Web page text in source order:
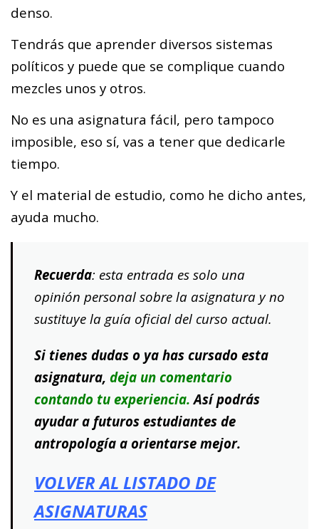
denso.
Tendrás que aprender diversos sistemas
políticos y puede que se complique cuando
mezcles unos y otros.
No es una asignatura fácil, pero tampoco
imposible, eso sí, vas a tener que dedicarle
tiempo.
Y el material de estudio, como he dicho antes,
ayuda mucho.
Recuerda: esta entrada es solo una
opinión personal sobre la asignatura y no
sustituye la guía oficial del curso actual.
Si tienes dudas o ya has cursado esta
asignatura, deja un comentario
contando tu experiencia. Así podrás
ayudar a futuros estudiantes de
antropología a orientarse mejor.
VOLVER AL LISTADO DE
ASIGNATURAS